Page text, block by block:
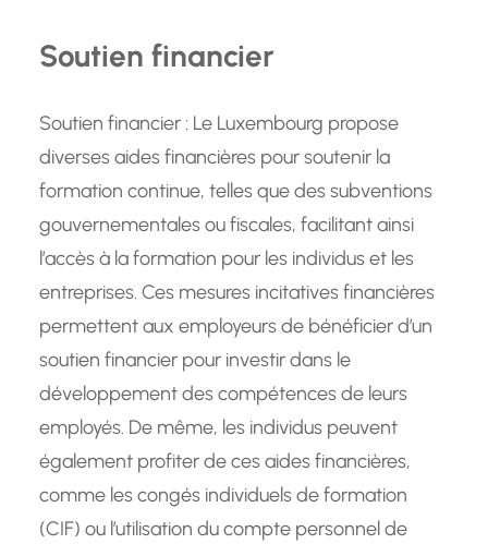
Soutien financier
Soutien financier : Le Luxembourg propose
diverses aides financières pour soutenir la
formation continue, telles que des subventions
gouvernementales ou fiscales, facilitant ainsi
l’accès à la formation pour les individus et les
entreprises. Ces mesures incitatives financières
permettent aux employeurs de bénéficier d’un
soutien financier pour investir dans le
développement des compétences de leurs
employés. De même, les individus peuvent
également profiter de ces aides financières,
comme les congés individuels de formation
(CIF) ou l’utilisation du compte personnel de